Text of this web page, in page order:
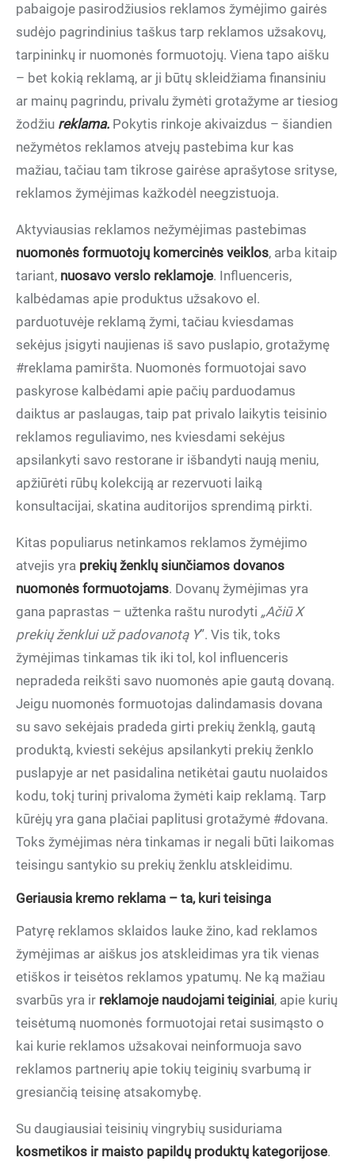
pabaigoje pasirodžiusios reklamos žymėjimo gairės
sudėjo pagrindinius taškus tarp reklamos užsakovų,
tarpininkų ir nuomonės formuotojų. Viena tapo aišku
– bet kokią reklamą, ar ji būtų skleidžiama finansiniu
ar mainų pagrindu, privalu žymėti grotažyme ar tiesiog
žodžiu reklama. Pokytis rinkoje akivaizdus – šiandien
nežymėtos reklamos atvejų pastebima kur kas
mažiau, tačiau tam tikrose gairėse aprašytose srityse,
reklamos žymėjimas kažkodėl neegzistuoja.
Aktyviausias reklamos nežymėjimas pastebimas
nuomonės formuotojų komercinės veiklos, arba kitaip
tariant, nuosavo verslo reklamoje. Influenceris,
kalbėdamas apie produktus užsakovo el.
parduotuvėje reklamą žymi, tačiau kviesdamas
sekėjus įsigyti naujienas iš savo puslapio, grotažymę
#reklama pamiršta. Nuomonės formuotojai savo
paskyrose kalbėdami apie pačių parduodamus
daiktus ar paslaugas, taip pat privalo laikytis teisinio
reklamos reguliavimo, nes kviesdami sekėjus
apsilankyti savo restorane ir išbandyti naują meniu,
apžiūrėti rūbų kolekciją ar rezervuoti laiką
konsultacijai, skatina auditorijos sprendimą pirkti.
Kitas populiarus netinkamos reklamos žymėjimo
atvejis yra prekių ženklų siunčiamos dovanos
nuomonės formuotojams. Dovanų žymėjimas yra
gana paprastas – užtenka raštu nurodyti „Ačiū X
prekių ženklui už padovanotą Y”. Vis tik, toks
žymėjimas tinkamas tik iki tol, kol influenceris
nepradeda reikšti savo nuomonės apie gautą dovaną.
Jeigu nuomonės formuotojas dalindamasis dovana
su savo sekėjais pradeda girti prekių ženklą, gautą
produktą, kviesti sekėjus apsilankyti prekių ženklo
puslapyje ar net pasidalina netikėtai gautu nuolaidos
kodu, tokį turinį privaloma žymėti kaip reklamą. Tarp
kūrėjų yra gana plačiai paplitusi grotažymė #dovana.
Toks žymėjimas nėra tinkamas ir negali būti laikomas
teisingu santykio su prekių ženklu atskleidimu.
Geriausia kremo reklama – ta, kuri teisinga
Patyrę reklamos sklaidos lauke žino, kad reklamos
žymėjimas ar aiškus jos atskleidimas yra tik vienas
etiškos ir teisėtos reklamos ypatumų. Ne ką mažiau
svarbūs yra ir reklamoje naudojami teiginiai, apie kurių
teisėtumą nuomonės formuotojai retai susimąsto o
kai kurie reklamos užsakovai neinformuoja savo
reklamos partnerių apie tokių teiginių svarbumą ir
gresiančią teisinę atsakomybę.
Su daugiausiai teisinių vingrybių susiduriama
kosmetikos ir maisto papildų produktų kategorijose.